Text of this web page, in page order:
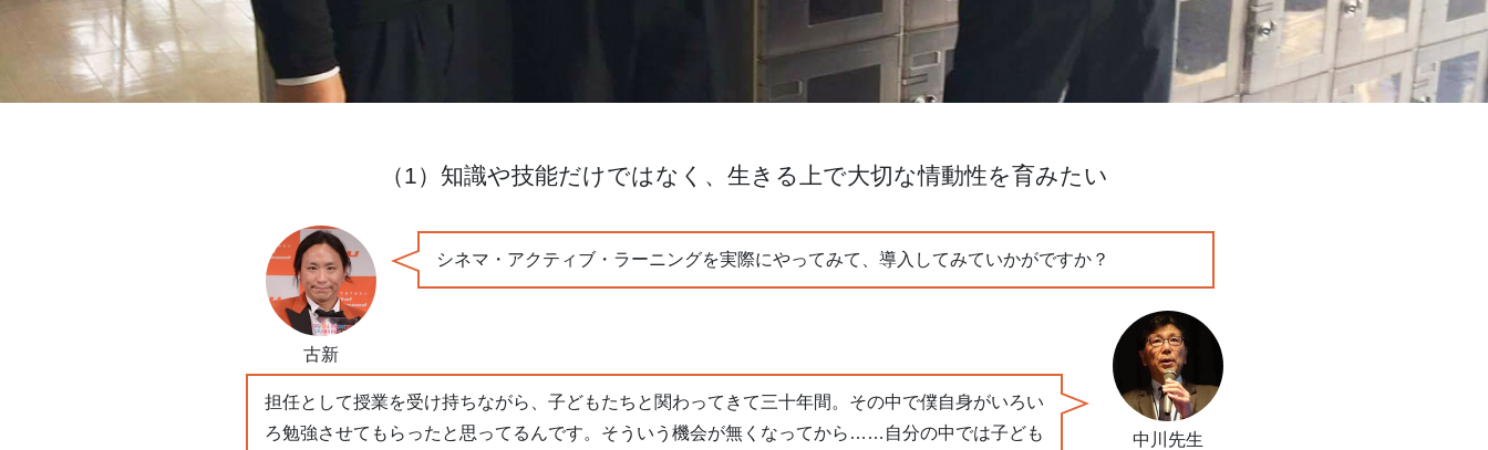
（1）知識や技能だけではなく、生きる上で大切な情動性を育みたい
古新
シネマ・アクティブ・ラーニングを実際にやってみて、導入してみていかがですか？
中川先生
担任として授業を受け持ちながら、子どもたちと関わってきて三十年間。その中で僕自身がいろい
ろ勉強させてもらったと思ってるんです。そういう機会が無くなってから……自分の中では子ども